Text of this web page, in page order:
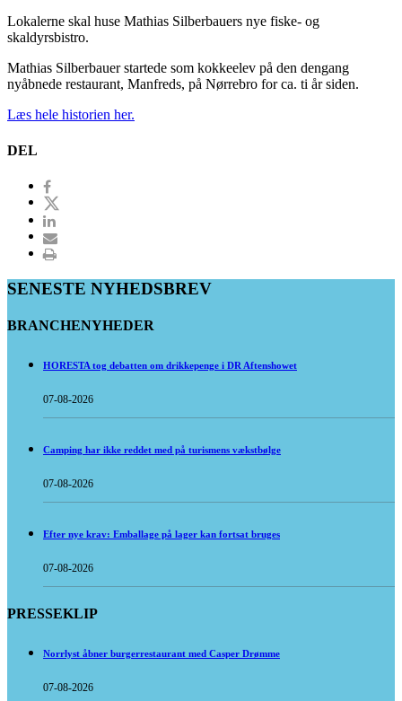
Lokalerne skal huse Mathias Silberbauers nye fiske- og
skaldyrsbistro.
Mathias Silberbauer startede som kokkeelev på den dengang
nyåbnede restaurant, Manfreds, på Nørrebro for ca. ti år siden.
Læs hele historien her.
DEL
SENESTE NYHEDSBREV
BRANCHENYHEDER
HORESTA tog debatten om drikkepenge i DR Aftenshowet
07-08-2026
Camping har ikke reddet med på turismens vækstbølge
07-08-2026
Efter nye krav: Emballage på lager kan fortsat bruges
07-08-2026
PRESSEKLIP
Norrlyst åbner burgerrestaurant med Casper Drømme
07-08-2026